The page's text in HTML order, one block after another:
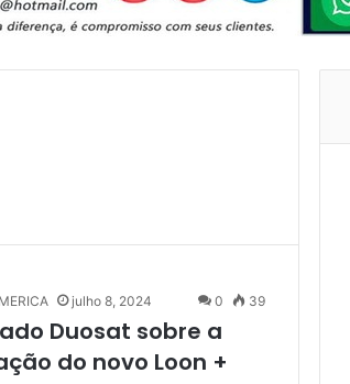
julho 8, 2024 0 39
Duosat sobre a
do novo Loon +